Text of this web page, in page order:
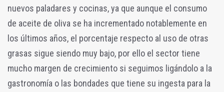
nuevos paladares y cocinas, ya que aunque el consumo
de aceite de oliva se ha incrementado notablemente en
los últimos años, el porcentaje respecto al uso de otras
grasas sigue siendo muy bajo, por ello el sector tiene
mucho margen de crecimiento si seguimos ligándolo a la
gastronomía o las bondades que tiene su ingesta para la